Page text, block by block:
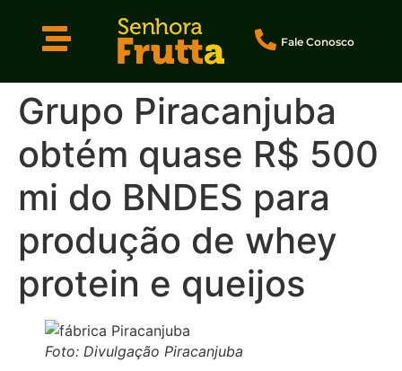
Fale Conosco
Grupo Piracanjuba
obtém quase R$ 500
mi do BNDES para
produção de whey
protein e queijos
Foto: Divulgação Piracanjuba